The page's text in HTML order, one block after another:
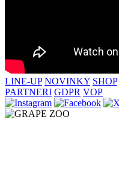
LINE-UP NOVINKY SHOP
PARTNERI GDPR VOP